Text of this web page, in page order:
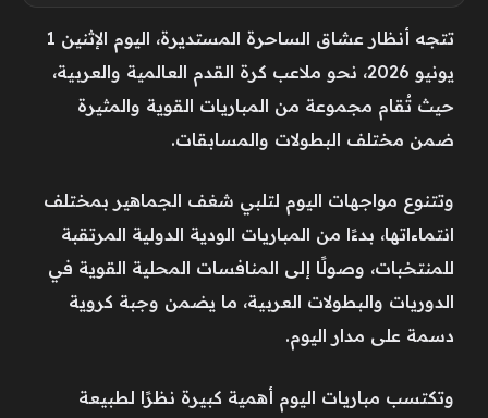
تتجه أنظار عشاق الساحرة المستديرة، اليوم الإثنين 1
يونيو 2026، نحو ملاعب كرة القدم العالمية والعربية،
حيث تُقام مجموعة من المباريات القوية والمثيرة
ضمن مختلف البطولات والمسابقات.
وتتنوع مواجهات اليوم لتلبي شغف الجماهير بمختلف
انتماءاتها، بدءًا من المباريات الودية الدولية المرتقبة
للمنتخبات، وصولًا إلى المنافسات المحلية القوية في
الدوريات والبطولات العربية، ما يضمن وجبة كروية
دسمة على مدار اليوم.
وتكتسب مباريات اليوم أهمية كبيرة نظرًا لطبيعة